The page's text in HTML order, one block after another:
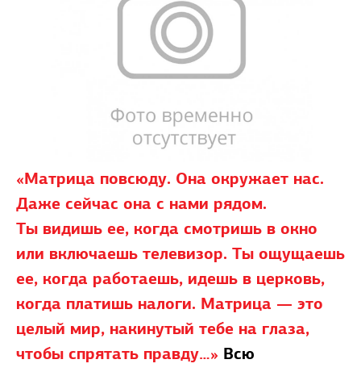
«Матрица повсюду. Она окружает нас.
Даже сейчас она с нами рядом.
Ты видишь ее, когда смотришь в окно
или включаешь телевизор. Ты ощущаешь
ее, когда работаешь, идешь в церковь,
когда платишь налоги. Матрица — это
целый мир, накинутый тебе на глаза,
чтобы спрятать правду…» Всю